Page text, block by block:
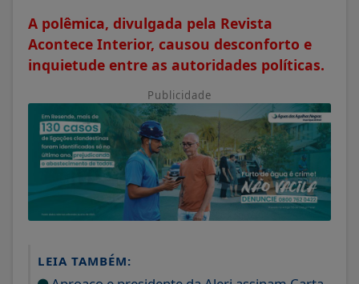
A polêmica, divulgada pela Revista
Acontece Interior, causou desconforto e
inquietude entre as autoridades políticas.
Publicidade
LEIA TAMBÉM: